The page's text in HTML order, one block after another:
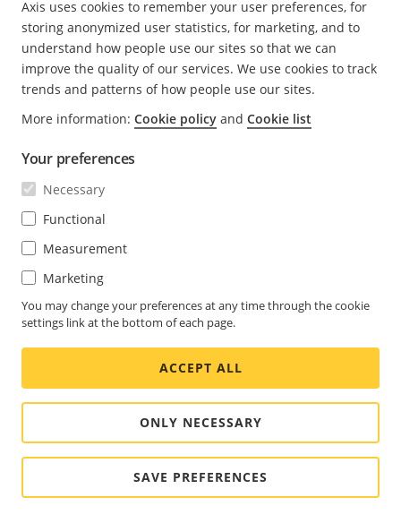
機能 ピン メモ
仕様
DCアース
1
0 VDC
DC出力
2
ます。
12VDC
(入力または
出力)
デジタル入
力/状態監視
るにはピン1
に接続し、
動作させな
い場合はフ
(最大)
Axis uses cookies to remember your user preferences, for
storing anonymized user statistics, for marketing, and to
understand how people use our sites so that we can
improve the quality of our services. We use cookies to track
trends and patterns of how people use our sites.
More information: Cookie policy and Cookie list
Your preferences
Necessary
Functional
Measurement
Marketing
You may change your preferences at any time through the cookie
settings link at the bottom of each page.
ACCEPT ALL
ONLY NECESSARY
SAVE PREFERENCES